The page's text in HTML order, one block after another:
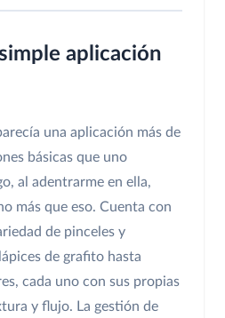
aplicación
una aplicación más de
básicas que uno
al adentrarme en ella,
más que eso. Cuenta con
de pinceles y
de grafito hasta
cada uno con sus propias
y flujo. La gestión de